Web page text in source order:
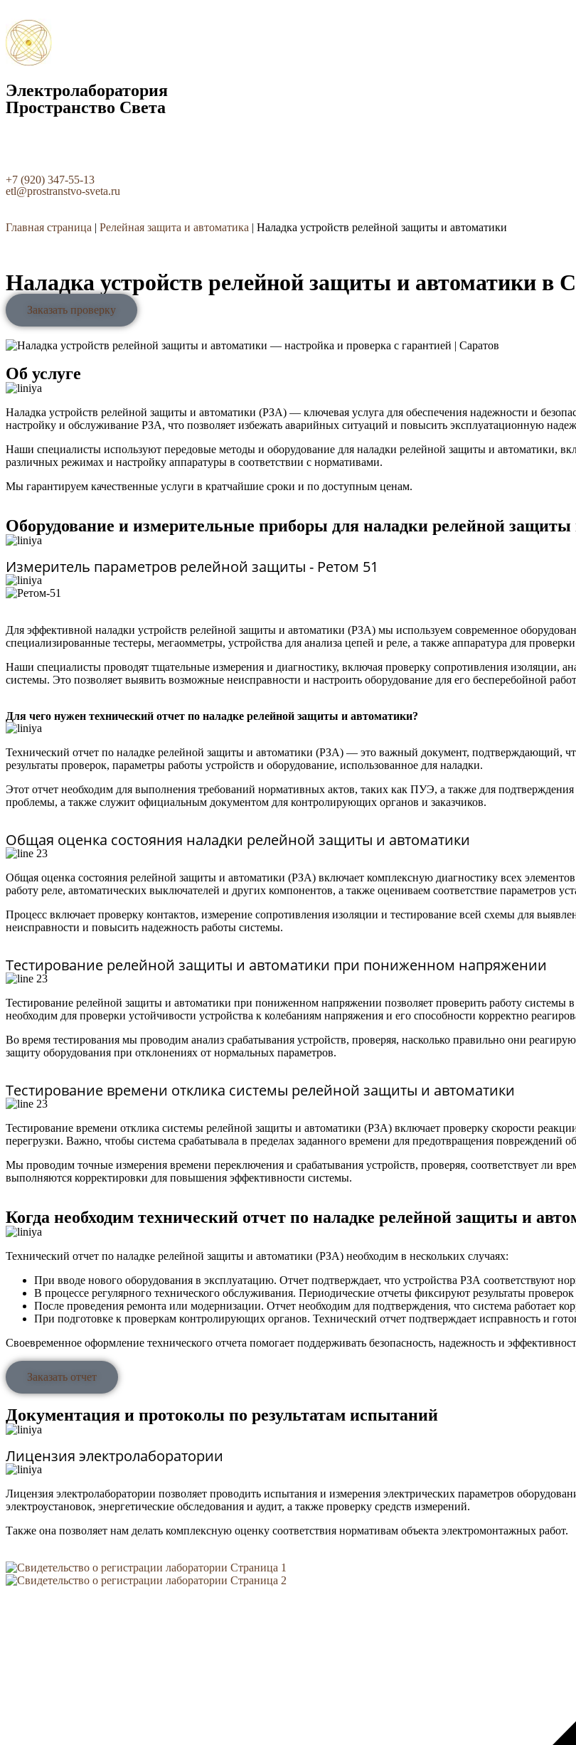
Электролаборатория
Пространство Света
+7 (920) 347-55-13
etl@prostranstvo-sveta.ru
Главная страница | Релейная защита и автоматика | Наладка устройств релейной защиты и автоматики
Наладка устройств релейной защиты и автоматики в
Заказать проверку
Об услуге
Наладка устройств релейной защиты и автоматики (РЗА) — ключевая услуга для обеспечения надежности и
настройку и обслуживание РЗА, что позволяет избежать аварийных ситуаций и повысить эксплуатационную
Наши специалисты используют передовые методы и оборудование для наладки релейной защиты и автоматики,
различных режимах и настройку аппаратуры в соответствии с нормативами.
Мы гарантируем качественные услуги в кратчайшие сроки и по доступным ценам.
Оборудование и измерительные приборы для наладки релейной защиты
Измеритель параметров релейной защиты - Ретом 51
Для эффективной наладки устройств релейной защиты и автоматики (РЗА) мы используем современное
специализированные тестеры, мегаомметры, устройства для анализа цепей и реле, а также аппаратура для
Наши специалисты проводят тщательные измерения и диагностику, включая проверку сопротивления изоляции,
системы. Это позволяет выявить возможные неисправности и настроить оборудование для его бесперебойной
Для чего нужен технический отчет по наладке релейной защиты и автоматики?
Технический отчет по наладке релейной защиты и автоматики (РЗА) — это важный документ, подтверждающий,
результаты проверок, параметры работы устройств и оборудование, использованное для наладки.
Этот отчет необходим для выполнения требований нормативных актов, таких как ПУЭ, а также для
проблемы, а также служит официальным документом для контролирующих органов и заказчиков.
Общая оценка состояния наладки релейной защиты и автоматики
Общая оценка состояния релейной защиты и автоматики (РЗА) включает комплексную диагностику всех
работу реле, автоматических выключателей и других компонентов, а также оцениваем соответствие параметров
Процесс включает проверку контактов, измерение сопротивления изоляции и тестирование всей схемы для
неисправности и повысить надежность работы системы.
Тестирование релейной защиты и автоматики при пониженном напряжении
Тестирование релейной защиты и автоматики при пониженном напряжении позволяет проверить работу системы
необходим для проверки устойчивости устройства к колебаниям напряжения и его способности корректно
Во время тестирования мы проводим анализ срабатывания устройств, проверяя, насколько правильно они
защиту оборудования при отклонениях от нормальных параметров.
Тестирование времени отклика системы релейной защиты и автоматики
Тестирование времени отклика системы релейной защиты и автоматики (РЗА) включает проверку скорости
перегрузки. Важно, чтобы система срабатывала в пределах заданного времени для предотвращения повреждений
Мы проводим точные измерения времени переключения и срабатывания устройств, проверяя, соответствует ли
выполняются корректировки для повышения эффективности системы.
Когда необходим технический отчет по наладке релейной защиты и
Технический отчет по наладке релейной защиты и автоматики (РЗА) необходим в нескольких случаях:
При вводе нового оборудования в эксплуатацию. Отчет подтверждает, что устройства РЗА соответствуют
В процессе регулярного технического обслуживания. Периодические отчеты фиксируют результаты
После проведения ремонта или модернизации. Отчет необходим для подтверждения, что система работает
При подготовке к проверкам контролирующих органов. Технический отчет подтверждает исправность и
Своевременное оформление технического отчета помогает поддерживать безопасность, надежность и
Заказать отчет
Документация и протоколы по результатам испытаний
Лицензия электролаборатории
Лицензия электролаборатории позволяет проводить испытания и измерения электрических параметров
электроустановок, энергетические обследования и аудит, а также проверку средств измерений.
Также она позволяет нам делать комплексную оценку соответствия нормативам объекта электромонтажных работ.